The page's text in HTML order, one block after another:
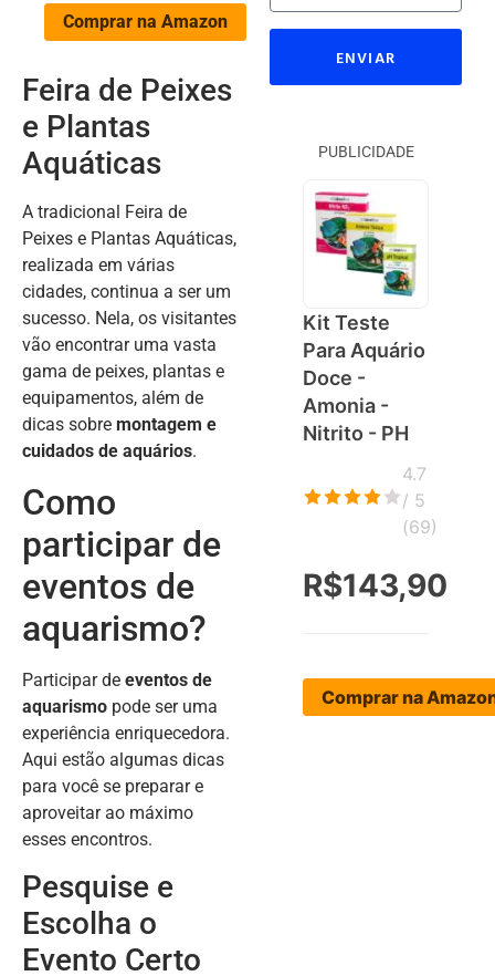
Comprar na Amazon
Feira de Peixes
e Plantas
Aquáticas
A tradicional Feira de
Peixes e Plantas Aquáticas,
realizada em várias
cidades, continua a ser um
sucesso. Nela, os visitantes
vão encontrar uma vasta
gama de peixes, plantas e
equipamentos, além de
dicas sobre montagem e
cuidados de aquários.
Como
participar de
eventos de
aquarismo?
Participar de eventos de
aquarismo pode ser uma
experiência enriquecedora.
Aqui estão algumas dicas
para você se preparar e
aproveitar ao máximo
esses encontros.
Pesquise e
Escolha o
Evento Certo
ENVIAR
PUBLICIDADE
Kit Teste
Para Aquário
Doce -
Amonia -
Nitrito - PH
4.7
/ 5
(69)
R$143,90
Comprar na